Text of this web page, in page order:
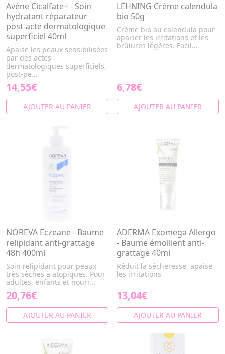
Avène Cicalfate+ - Soin
hydratant réparateur
post-acte dermatologique
superficiel 40ml
Apaise les peaux sensibilisées
par des actes
dermatologiques superficiels,
post-pe...
14,55€
AJOUTER AU PANIER
LEHNING Crème calendula
bio 50g
Crème bio au calendula pour
apaiser les irritations et les
brûlures légères. Facil...
6,78€
AJOUTER AU PANIER
NOREVA Eczeane - Baume
relipidant anti-grattage
48h 400ml
Soin relipidant pour peaux
très sèches à atopiques. Pour
adultes, enfants et nourr...
20,76€
AJOUTER AU PANIER
ADERMA Exomega Allergo
- Baume émollient anti-
grattage 40ml
Réduit la sécheresse, apaise
les irritations
13,04€
AJOUTER AU PANIER